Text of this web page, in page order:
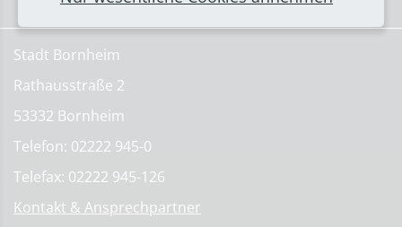
Stadt Bornheim
Rathausstraße 2
53332 Bornheim
Telefon: 02222 945-0
Telefax: 02222 945-126
Kontakt & Ansprechpartner